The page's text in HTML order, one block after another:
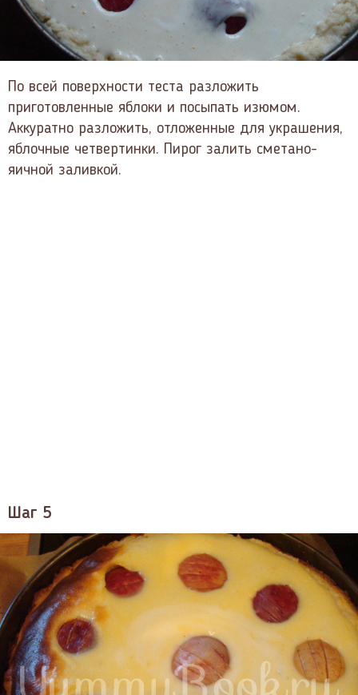
По всей поверхности теста разложить
приготовленные яблоки и посыпать изюмом.
Аккуратно разложить, отложенные для украшения,
яблочные четвертинки. Пирог залить сметано-
яичной заливкой.
Шаг 5